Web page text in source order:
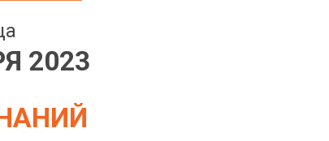
2023